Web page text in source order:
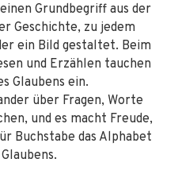
Grundbegriff aus der
Geschichte, zu jedem
ein Bild gestaltet. Beim
und Erzählen tauchen
Glaubens ein.
über Fragen, Worte
und es macht Freude,
Buchstabe das Alphabet